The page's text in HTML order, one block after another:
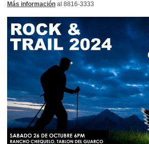
Más información al 8816-3333